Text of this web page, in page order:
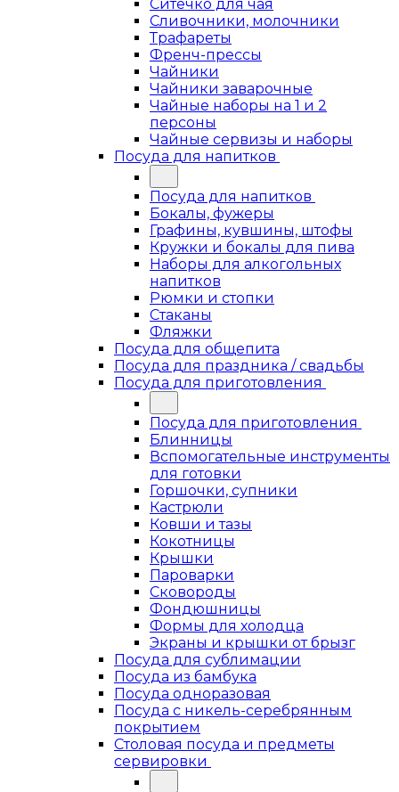
Ситечко для чая
Сливочники, молочники
Трафареты
Френч-прессы
Чайники
Чайники заварочные
Чайные наборы на 1 и 2
персоны
Чайные сервизы и наборы
Посуда для напитков
Посуда для напитков
Бокалы, фужеры
Графины, кувшины, штофы
Кружки и бокалы для пива
Наборы для алкогольных
напитков
Рюмки и стопки
Стаканы
Фляжки
Посуда для общепита
Посуда для праздника / свадьбы
Посуда для приготовления
Посуда для приготовления
Блинницы
Вспомогательные инструменты
для готовки
Горшочки, супники
Кастрюли
Ковши и тазы
Кокотницы
Крышки
Пароварки
Сковороды
Фондюшницы
Формы для холодца
Экраны и крышки от брызг
Посуда для сублимации
Посуда из бамбука
Посуда одноразовая
Посуда с никель-серебрянным
покрытием
Столовая посуда и предметы
сервировки